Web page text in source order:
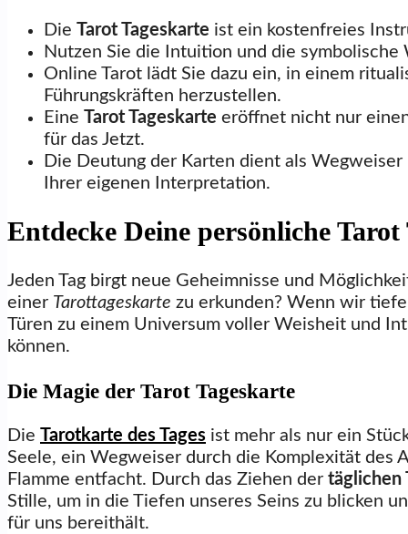
Die Tarot Tageskarte ist ein kostenfreies
Nutzen Sie die Intuition und die
Online Tarot lädt Sie dazu ein, in einem
Führungskräften herzustellen.
Eine Tarot Tageskarte eröffnet nicht nur
für das Jetzt.
Die Deutung der Karten dient als
Ihrer eigenen Interpretation.
Entdecke Deine persönliche
Jeden Tag birgt neue Geheimnisse und
einer Tarottageskarte zu erkunden? Wenn wir
Türen zu einem Universum voller Weisheit und
können.
Die Magie der Tarot Tageskarte
Die Tarotkarte des Tages ist mehr als nur ein
Seele, ein Wegweiser durch die Komplexität des
Flamme entfacht. Durch das Ziehen der täglichen
Stille, um in die Tiefen unseres Seins zu blicken
für uns bereithält.